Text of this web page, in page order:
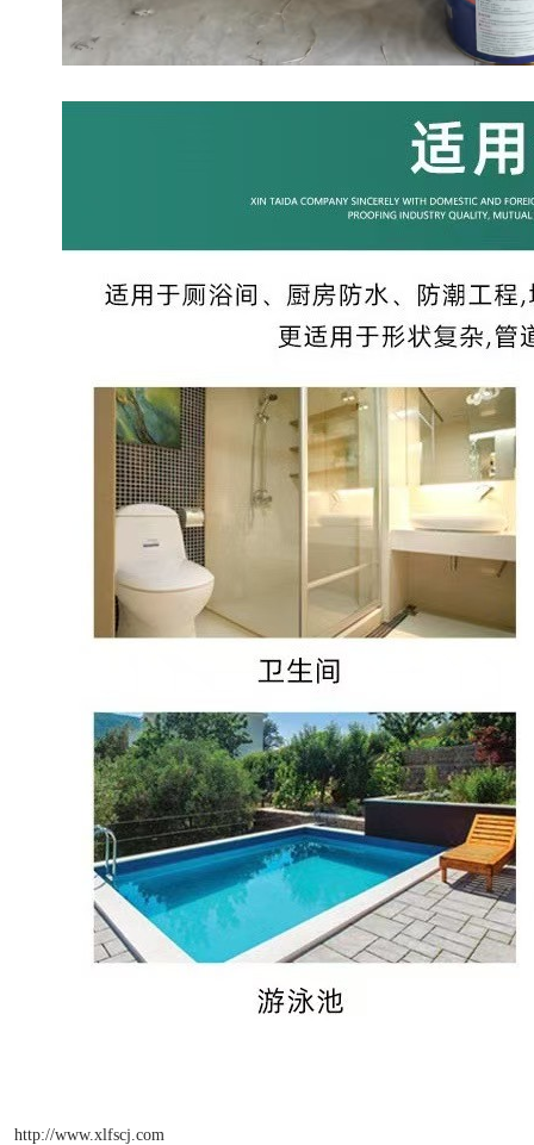
http://www.xlfscj.com